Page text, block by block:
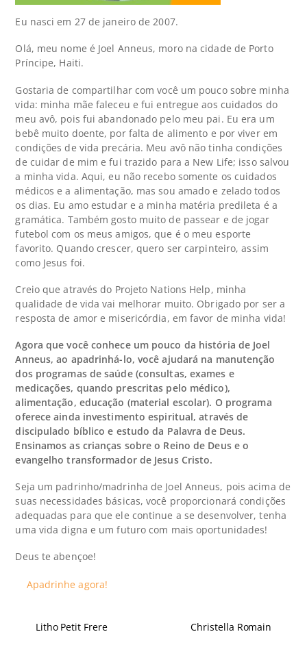
Eu nasci em 27 de janeiro de 2007.
Olá, meu nome é Joel Anneus, moro na cidade de Porto
Príncipe, Haiti.
Gostaria de compartilhar com você um pouco sobre minha
vida: minha mãe faleceu e fui entregue aos cuidados do
meu avô, pois fui abandonado pelo meu pai. Eu era um
bebê muito doente, por falta de alimento e por viver em
condições de vida precária. Meu avô não tinha condições
de cuidar de mim e fui trazido para a New Life; isso salvou
a minha vida. Aqui, eu não recebo somente os cuidados
médicos e a alimentação, mas sou amado e zelado todos
os dias. Eu amo estudar e a minha matéria predileta é a
gramática. Também gosto muito de passear e de jogar
futebol com os meus amigos, que é o meu esporte
favorito. Quando crescer, quero ser carpinteiro, assim
como Jesus foi.
Creio que através do Projeto Nations Help, minha
qualidade de vida vai melhorar muito. Obrigado por ser a
resposta de amor e misericórdia, em favor de minha vida!
Agora que você conhece um pouco da história de Joel
Anneus, ao apadrinhá-lo, você ajudará na manutenção
dos programas de saúde (consultas, exames e
medicações, quando prescritas pelo médico),
alimentação, educação (material escolar). O programa
oferece ainda investimento espiritual, através de
discipulado bíblico e estudo da Palavra de Deus.
Ensinamos as crianças sobre o Reino de Deus e o
evangelho transformador de Jesus Cristo.
Seja um padrinho/madrinha de Joel Anneus, pois acima de
suas necessidades básicas, você proporcionará condições
adequadas para que ele continue a se desenvolver, tenha
uma vida digna e um futuro com mais oportunidades!
Deus te abençoe!
Apadrinhe agora!
Litho Petit Frere Christella Romain